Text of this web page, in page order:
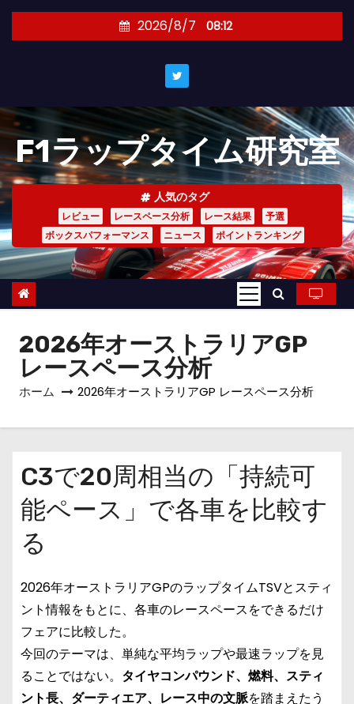
キ
ッ
プ
2026/8/7 08:12
F1ラップタイム研究室
人気のタグ
レビュー レースペース分析 レース結果
予選
ボックスパフォーマンス
ニュース ポイントランキング
2026年オーストラリアGP
レースペース分析
ホーム 2026年オーストラリアGP レースペース分析
C3で20周相当の「持続可
能ペース」で各車を比較す
る
2026年オーストラリアGPのラップタイムTSVとスティ
ント情報をもとに、各車のレースペースをできるだけ
フェアに比較した。
今回のテーマは、単純な平均ラップや最速ラップを見
ることではない。 タイヤコンパウンド、燃料、スティ
ント長、ダーティエア、レース中の文脈を踏まえたう